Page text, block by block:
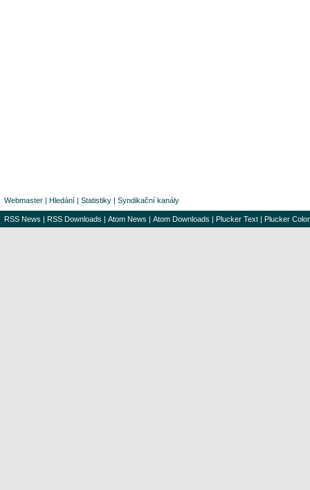
Webmaster | Hledání | Statistiky | Syndikační kanály
RSS News | RSS Downloads | Atom News | Atom Downloads | Plucker Text | Plucker Color